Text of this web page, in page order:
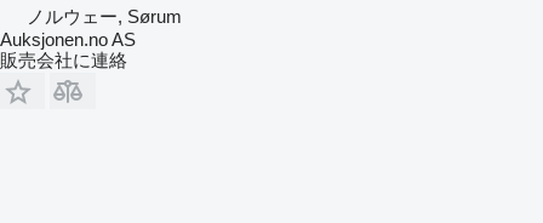
ノルウェー, Sørum
Auksjonen.no AS
販売会社に連絡